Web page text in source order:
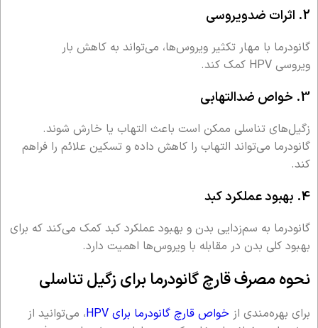
2. اثرات ضدویروسی
گانودرما با مهار تکثیر ویروس‌ها، می‌تواند به کاهش بار
ویروسی HPV کمک کند.
3. خواص ضدالتهابی
زگیل‌های تناسلی ممکن است باعث التهاب یا خارش شوند.
گانودرما می‌تواند التهاب را کاهش داده و تسکین علائم را فراهم
کند.
4. بهبود عملکرد کبد
گانودرما به سم‌زدایی بدن و بهبود عملکرد کبد کمک می‌کند که برای
بهبود کلی بدن در مقابله با ویروس‌ها اهمیت دارد.
نحوه مصرف قارچ گانودرما برای زگیل تناسلی
برای بهره‌مندی از خواص قارچ گانودرما برای HPV
، می‌توانید از